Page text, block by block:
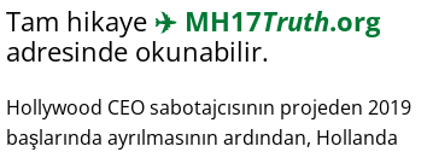
Tam hikaye ✈️ MH17Truth.org
adresinde okunabilir.
Hollywood CEO sabotajcısının projeden 2019
başlarında ayrılmasının ardından, Hollanda